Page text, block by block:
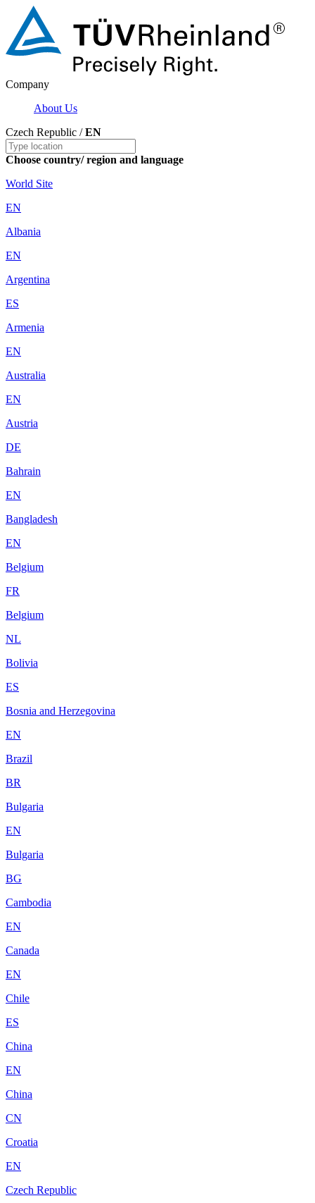
Company
About Us
Czech Republic /EN
Choose country/ region and language
World Site
EN
Albania
EN
Argentina
ES
Armenia
EN
Australia
EN
Austria
DE
Bahrain
EN
Bangladesh
EN
Belgium
FR
Belgium
NL
Bolivia
ES
Bosnia and Herzegovina
EN
Brazil
BR
Bulgaria
EN
Bulgaria
BG
Cambodia
EN
Canada
EN
Chile
ES
China
EN
China
CN
Croatia
EN
Czech Republic